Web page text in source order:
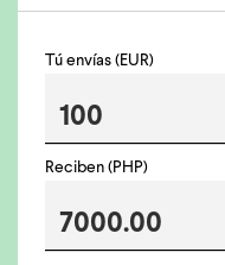
Tú envías (EUR)
Reciben (PHP)